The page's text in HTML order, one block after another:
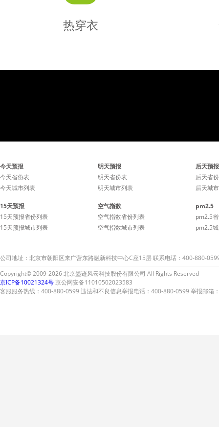
热穿衣
天气较热，衣物精干简洁，
室内酌情添加空调衫。
白天温
易穿脱
今天预报
今天省份表
今天城市列表
明天预报
明天省份表
明天城市列表
后天预报
后天省
后天城
15天预报
15天预报省份列表
15天预报城市列表
空气指数
空气指数省份列表
空气指数城市列表
pm2.5
pm2.5
pm2.5
公司地址：北京市朝阳区来广营东路融新科技中心C座15层 联系电话：400-880-
Copyright© 2009-2026 北京墨迹风云科技股份有限公司 All Rights Reserved
京ICP备10021324号京公网安备11010502023583
客服服务热线：400-880-0599 违法和不良信息举报电话：400-880-0599 举报邮箱